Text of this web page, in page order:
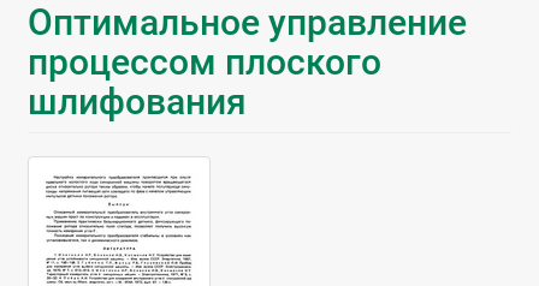
Оптимальное управление
процессом плоского
шлифования